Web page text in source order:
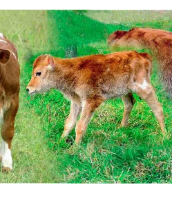
o
s
d
e
s
d
e
l
a
p
u
b
l